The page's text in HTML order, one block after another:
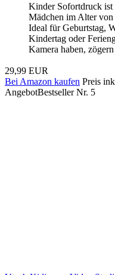
Kinder Sofortdruck ist
Mädchen im Alter von
Ideal für Geburtstag,
Kindertag oder
Kamera haben,
29,99 EUR
Bei Amazon kaufen Preis
AngebotBestseller Nr. 5